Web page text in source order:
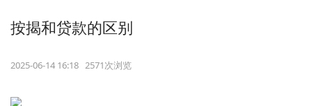
按揭和贷款的区别
2025-06-14 16:18 2571次浏览